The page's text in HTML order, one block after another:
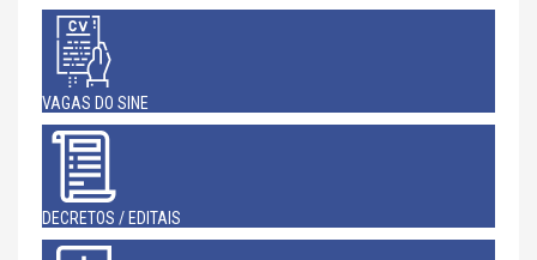
VAGAS DO SINE
DECRETOS / EDITAIS